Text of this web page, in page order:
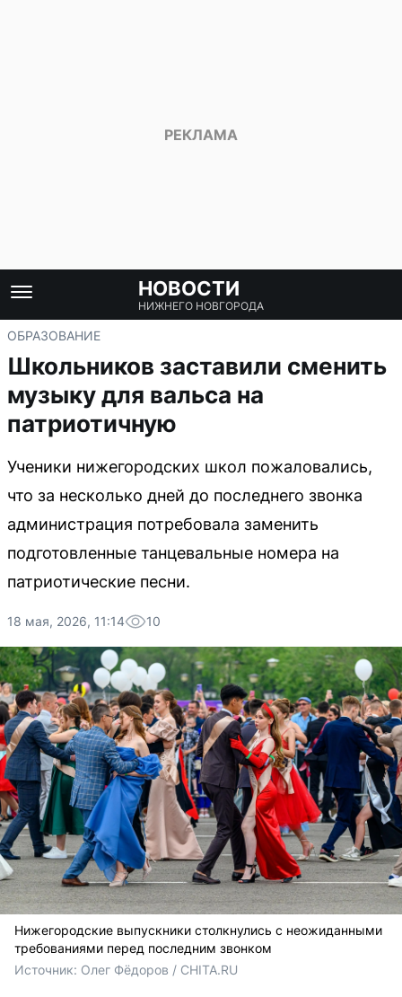
НОВОСТИ
НИЖНЕГО НОВГОРОДА
ОБРАЗОВАНИЕ
Школьников заставили сменить
музыку для вальса на
патриотичную
Ученики нижегородских школ пожаловались,
что за несколько дней до последнего звонка
администрация потребовала заменить
подготовленные танцевальные номера на
патриотические песни.
18 мая, 2026, 11:14 10
Нижегородские выпускники столкнулись с неожиданными
требованиями перед последним звонком
Источник: Олег Фёдоров / CHITA.RU